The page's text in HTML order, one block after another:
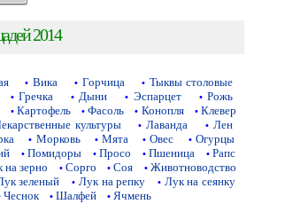
2014
• Вика • Горчица • Тыквы столовые
• Гречка • Дыни • Эспарцет • Рожь
• Картофель • Фасоль • Конопля • Клевер
культуры • Лаванда • Лен
• Морковь • Мята • Овес • Огурцы
• Помидоры • Просо • Пшеница • Рапс
на зерно • Сорго • Соя • Животноводство
зеленый • Лук на репку • Лук на сеянку
Чеснок • Шалфей • Ячмень